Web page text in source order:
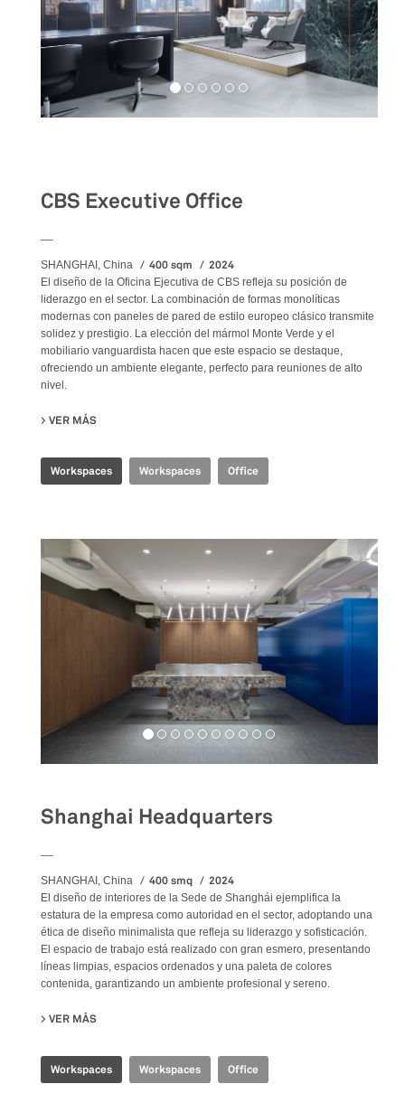
CBS Executive Office
SHANGHAI, China 400 sqm 2024
El diseño de la Oficina Ejecutiva de CBS refleja su posición de
liderazgo en el sector. La combinación de formas monolíticas
modernas con paneles de pared de estilo europeo clásico transmite
solidez y prestigio. La elección del mármol Monte Verde y el
mobiliario vanguardista hacen que este espacio se destaque,
ofreciendo un ambiente elegante, perfecto para reuniones de alto
nivel.
VER MÁS
Workspaces Workspaces Office
Shanghai Headquarters
SHANGHAI, China 400 smq 2024
El diseño de interiores de la Sede de Shanghái ejemplifica la
estatura de la empresa como autoridad en el sector, adoptando una
ética de diseño minimalista que refleja su liderazgo y sofisticación.
El espacio de trabajo está realizado con gran esmero, presentando
líneas limpias, espacios ordenados y una paleta de colores
contenida, garantizando un ambiente profesional y sereno.
VER MÁS
Workspaces Workspaces Office